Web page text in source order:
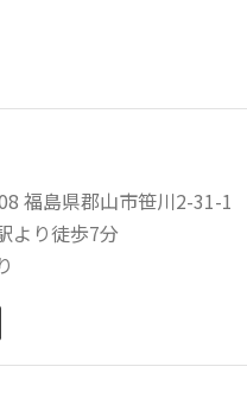
福島県郡山市笹川2-31-1
より徒歩7分